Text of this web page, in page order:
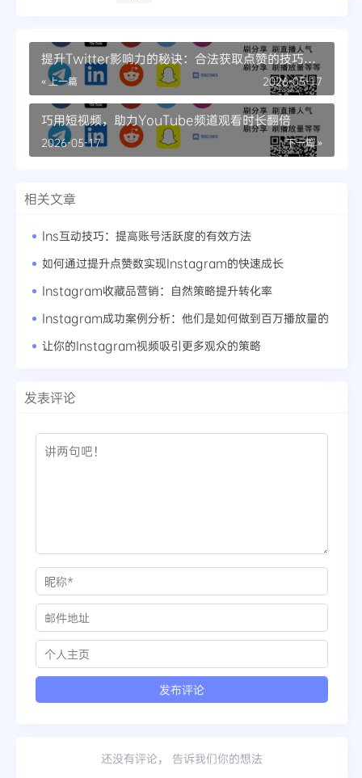
提升Twitter影响力的秘诀：合法获取点赞的技巧大
揭秘
« 上一篇 2026-05-17
巧用短视频，助力YouTube频道观看时长翻倍
下一篇 »
2026-05-17
相关文章
Ins互动技巧：提高账号活跃度的有效方法
如何通过提升点赞数实现Instagram的快速成长
Instagram收藏品营销：自然策略提升转化率
Instagram成功案例分析：他们是如何做到百万播放量的
让你的Instagram视频吸引更多观众的策略
发表评论
还没有评论， 告诉我们你的想法